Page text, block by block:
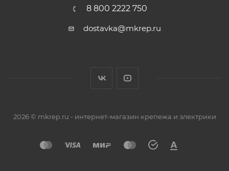
8 800 2222 750
dostavka@mkrep.ru
2026 © mkrep.ru - интернет-магазин крепежа и электрики